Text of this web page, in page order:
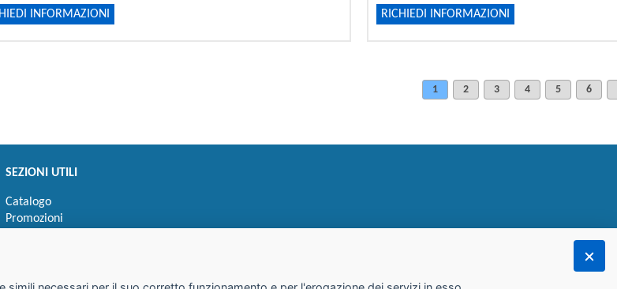
INFORMAZIONI RICHIEDI INFORMAZIONI
1 2 3 4 5 6
SEZIONI UTILI
Catalogo
Promozioni